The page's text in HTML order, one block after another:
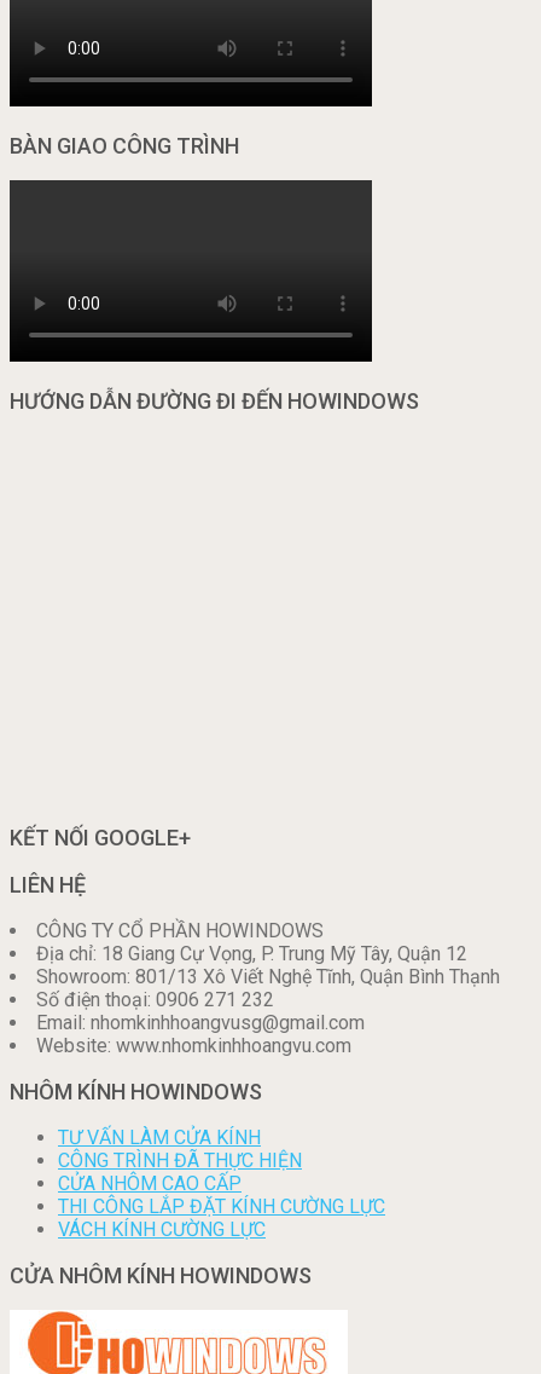
BÀN GIAO CÔNG TRÌNH
HƯỚNG DẪN ĐƯỜNG ĐI ĐẾN HOWINDOWS
KẾT NỐI GOOGLE+
LIÊN HỆ
CÔNG TY CỔ PHẦN HOWINDOWS
Địa chỉ: 18 Giang Cự Vọng, P. Trung Mỹ Tây, Quận 12
Showroom: 801/13 Xô Viết Nghệ Tĩnh, Quận Bình Thạnh
Số điện thoại: 0906 271 232
Email: nhomkinhhoangvusg@gmail.com
Website: www.nhomkinhhoangvu.com
NHÔM KÍNH HOWINDOWS
TƯ VẤN LÀM CỬA KÍNH
CÔNG TRÌNH ĐÃ THỰC HIỆN
CỬA NHÔM CAO CẤP
THI CÔNG LẮP ĐẶT KÍNH CƯỜNG LỰC
VÁCH KÍNH CƯỜNG LỰC
CỬA NHÔM KÍNH HOWINDOWS